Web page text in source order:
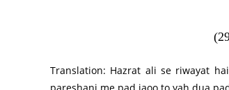
Translation: Hazrat ali se riwayat